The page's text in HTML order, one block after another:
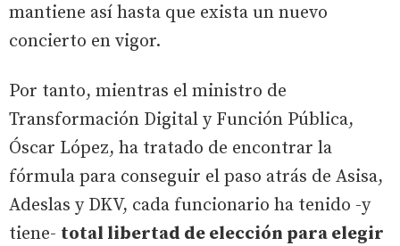
mantiene así hasta que exista un nuevo
concierto en vigor.
Por tanto, mientras el ministro de
Transformación Digital y Función Pública,
Óscar López, ha tratado de encontrar la
fórmula para conseguir el paso atrás de Asisa,
Adeslas y DKV, cada funcionario ha tenido -y
tiene- total libertad de elección para elegir